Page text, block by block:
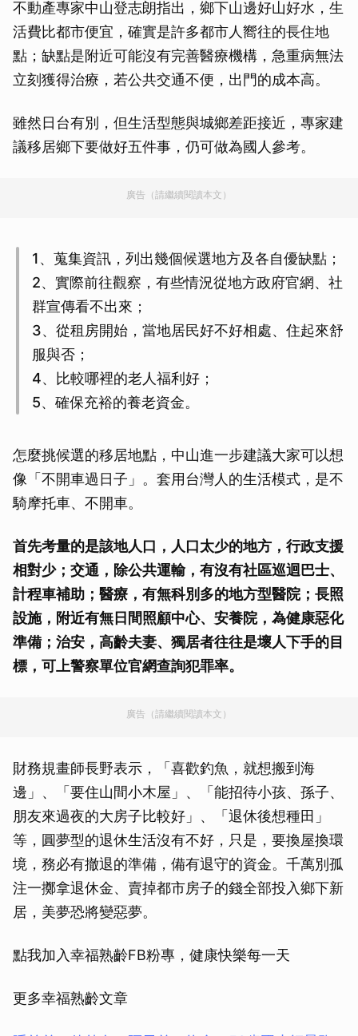
不動產專家中山登志朗指出，鄉下山邊好山好水，生
活費比都市便宜，確實是許多都市人嚮往的長住地
點；缺點是附近可能沒有完善醫療機構，急重病無法
立刻獲得治療，若公共交通不便，出門的成本高。
雖然日台有別，但生活型態與城鄉差距接近，專家建
議移居鄉下要做好五件事，仍可做為國人參考。
廣告（請繼續閱讀本文）
1、蒐集資訊，列出幾個候選地方及各自優缺點；
2、實際前往觀察，有些情況從地方政府官網、社
群宣傳看不出來；
3、從租房開始，當地居民好不好相處、住起來舒
服與否；
4、比較哪裡的老人福利好；
5、確保充裕的養老資金。
怎麼挑候選的移居地點，中山進一步建議大家可以想
像「不開車過日子」。套用台灣人的生活模式，是不
騎摩托車、不開車。
首先考量的是該地人口，人口太少的地方，行政支援
相對少；交通，除公共運輸，有沒有社區巡迴巴士、
計程車補助；醫療，有無科別多的地方型醫院；長照
設施，附近有無日間照顧中心、安養院，為健康惡化
準備；治安，高齡夫妻、獨居者往往是壞人下手的目
標，可上警察單位官網查詢犯罪率。
廣告（請繼續閱讀本文）
財務規畫師長野表示，「喜歡釣魚，就想搬到海
邊」、「要住山間小木屋」、「能招待小孩、孫子、
朋友來過夜的大房子比較好」、「退休後想種田」
等，圓夢型的退休生活沒有不好，只是，要換屋換環
境，務必有撤退的準備，備有退守的資金。千萬別孤
注一擲拿退休金、賣掉都市房子的錢全部投入鄉下新
居，美夢恐將變惡夢。
點我加入幸福熟齡FB粉專，健康快樂每一天
更多幸福熟齡文章